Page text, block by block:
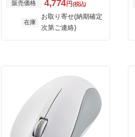
販売価格 4,774円(税込)
在庫
お取り寄せ(納期確定
次第ご連絡)